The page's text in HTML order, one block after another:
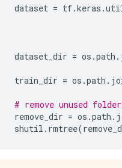
dataset = tf.keras .
dataset_dir = os .path .
train_dir = os .path .
# remove unused
remove_dir = os .path .
shutil . rmtree(